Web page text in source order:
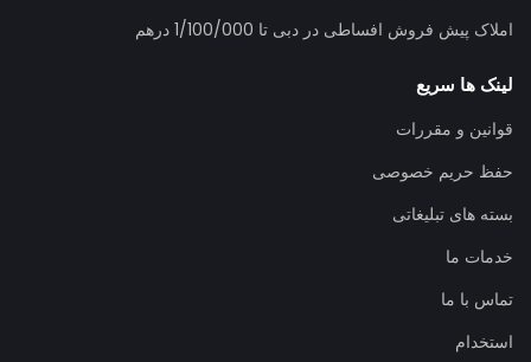
املاک پیش فروش افساطی در دبی تا 1/100/000 درهم
لینک ها سریع
قوانین و مقررات
حفظ حریم خصوصی
بسته های تبلیغاتی
خدمات ما
تماس با ما
استخدام